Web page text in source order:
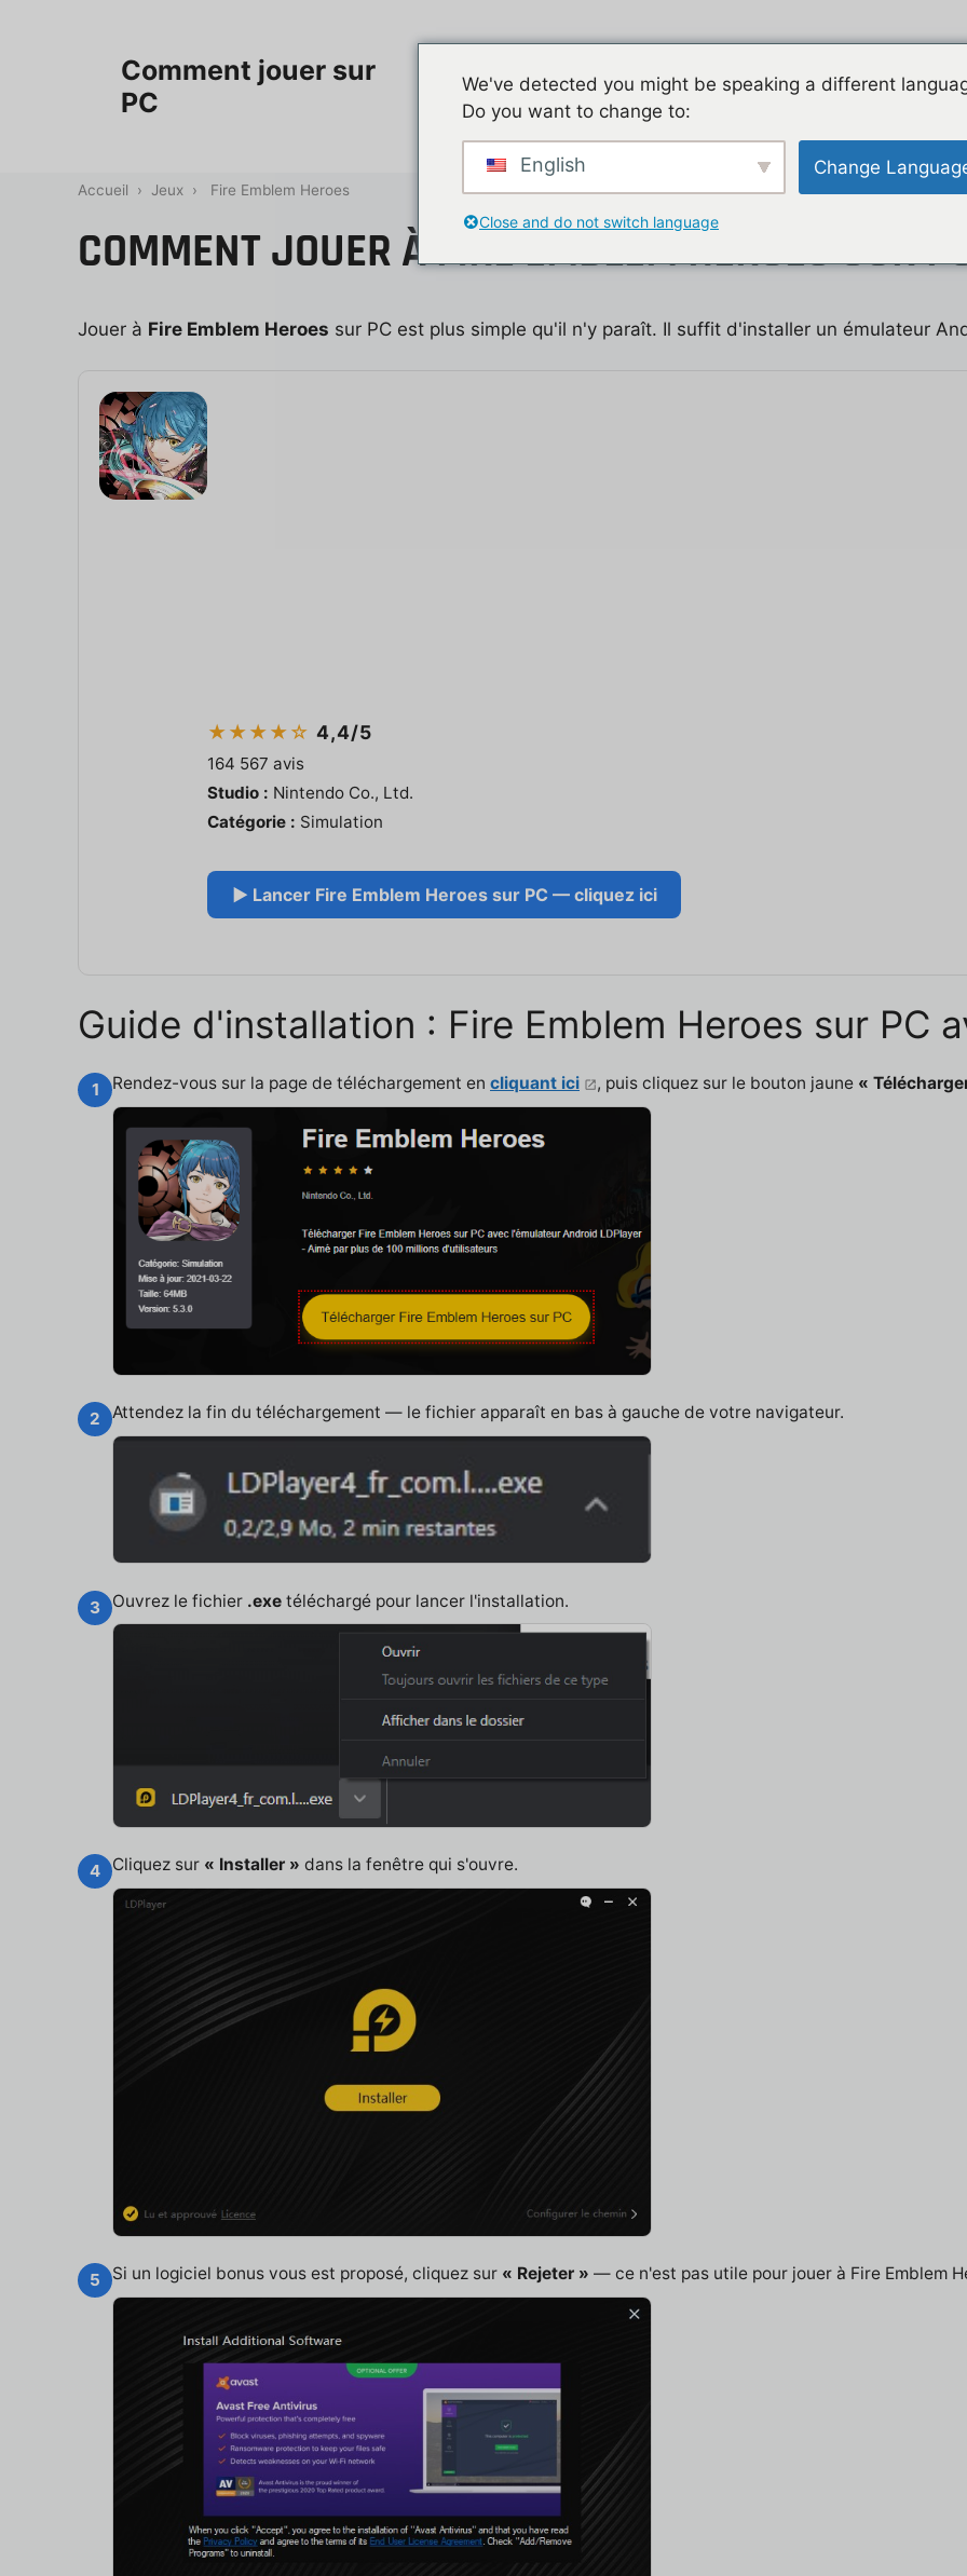
Comment jouer sur
PC
Les jeux mobiles
Contact
Accueil › Jeux › Fire Emblem Heroes
COMMENT JOUER À FIRE EMBLEM HEROES SUR
Jouer à Fire Emblem Heroes sur PC est plus simple qu'il n'y paraît. Il suffit d'installer un émulateur
★★★★☆4,4/5
164 567 avis
Studio : Nintendo Co., Ltd.
Catégorie : Simulation
▶ Lancer Fire Emblem Heroes sur PC — cliquez ici
Guide d'installation : Fire Emblem Heroes sur PC
1 Rendez-vous sur la page de téléchargement en cliquant ici , puis cliquez sur le bouton jaune «
2 Attendez la fin du téléchargement — le fichier apparaît en bas à gauche de votre navigateur.
3 Ouvrez le fichier .exe téléchargé pour lancer l'installation.
4 Cliquez sur « Installer » dans la fenêtre qui s'ouvre.
5 Si un logiciel bonus vous est proposé, cliquez sur « Rejeter » — ce n'est pas utile pour jouer à Fire Emblem
We've detected you might be speaking a different
Do you want to change to:
English Change
Close and do not switch language